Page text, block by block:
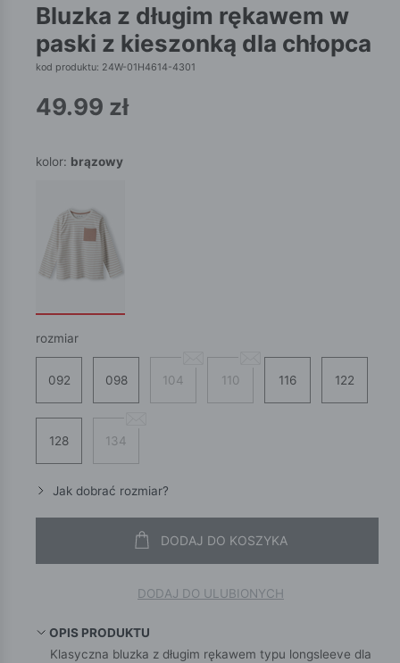
bluzka z długim rękawem w
paski z kieszonką dla chłopca
kod produktu: 24W-01H4614-4301
49.99 zł
kolor: brązowy
rozmiar
092 098 104 110 116 122
128 134
Jak dobrać rozmiar?
DODAJ DO KOSZYKA
DODAJ DO ULUBIONYCH
OPIS PRODUKTU
Klasyczna bluzka z długim rękawem typu longsleeve dla